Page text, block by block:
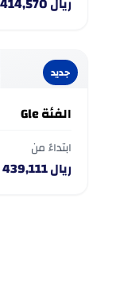
جديد
الفئة Gle
ابتداءً من
ريال439,111